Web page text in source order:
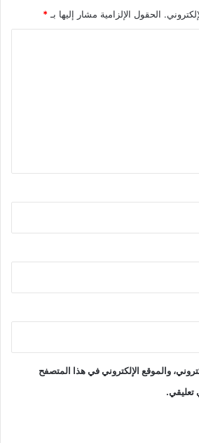
الحقول الإلزامية مشار إليها بـ *
والموقع الإلكتروني في هذا المتصفح
تعليقي.